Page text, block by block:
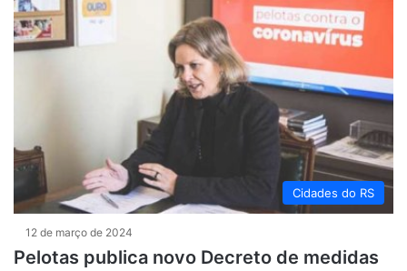
Cidades do RS
12 de março de 2024
Pelotas publica novo Decreto de medidas